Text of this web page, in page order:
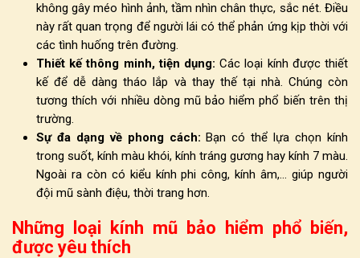
không gây méo hình ảnh, tầm nhìn chân thực, sắc nét. Điều
này rất quan trọng để người lái có thể phản ứng kịp thời với
các tình huống trên đường.
Thiết kế thông minh, tiện dụng: Các loại kính được thiết
kế để dễ dàng tháo lắp và thay thế tại nhà. Chúng còn
tương thích với nhiều dòng mũ bảo hiểm phổ biến trên thị
trường.
Sự đa dạng về phong cách: Bạn có thể lựa chọn kính
trong suốt, kính màu khói, kính tráng gương hay kính 7 màu.
Ngoài ra còn có kiểu kính phi công, kính âm,... giúp người
đội mũ sành điệu, thời trang hơn.
Những loại kính mũ bảo hiểm phổ biến,
được yêu thích